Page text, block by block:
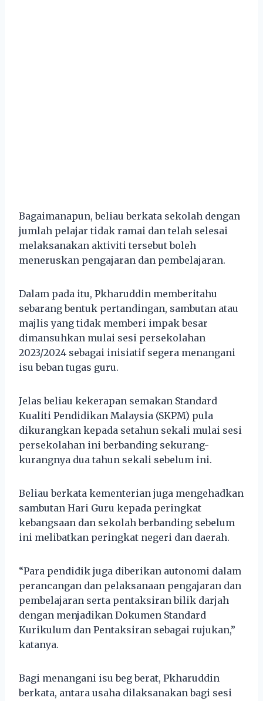
Bagaimanapun, beliau berkata sekolah dengan
jumlah pelajar tidak ramai dan telah selesai
melaksanakan aktiviti tersebut boleh
meneruskan pengajaran dan pembelajaran.
Dalam pada itu, Pkharuddin memberitahu
sebarang bentuk pertandingan, sambutan atau
majlis yang tidak memberi impak besar
dimansuhkan mulai sesi persekolahan
2023/2024 sebagai inisiatif segera menangani
isu beban tugas guru.
Jelas beliau kekerapan semakan Standard
Kualiti Pendidikan Malaysia (SKPM) pula
dikurangkan kepada setahun sekali mulai sesi
persekolahan ini berbanding sekurang-
kurangnya dua tahun sekali sebelum ini.
Beliau berkata kementerian juga mengehadkan
sambutan Hari Guru kepada peringkat
kebangsaan dan sekolah berbanding sebelum
ini melibatkan peringkat negeri dan daerah.
“Para pendidik juga diberikan autonomi dalam
perancangan dan pelaksanaan pengajaran dan
pembelajaran serta pentaksiran bilik darjah
dengan menjadikan Dokumen Standard
Kurikulum dan Pentaksiran sebagai rujukan,”
katanya.
Bagi menangani isu beg berat, Pkharuddin
berkata, antara usaha dilaksanakan bagi sesi